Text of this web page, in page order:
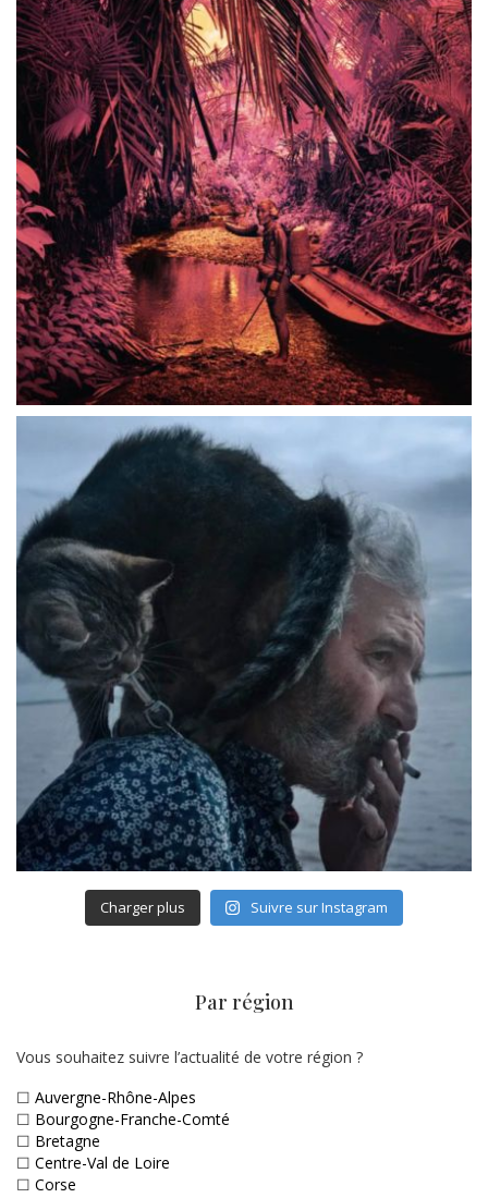
Charger plus Suivre sur Instagram
Par région
Vous souhaitez suivre l’actualité de votre région ?
☐ Auvergne-Rhône-Alpes
☐ Bourgogne-Franche-Comté
☐ Bretagne
☐ Centre-Val de Loire
☐ Corse